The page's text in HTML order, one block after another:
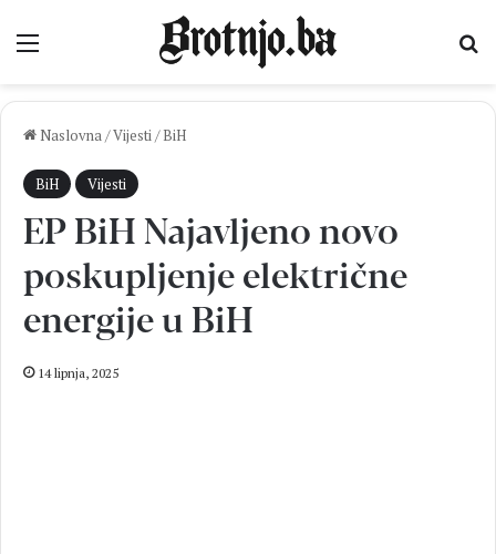
Izbornik
Naslovna/Vijesti/ BiH
BiH Vijesti
EP BiH Najavljeno novo
poskupljenje električne
energije u BiH
14 lipnja, 2025